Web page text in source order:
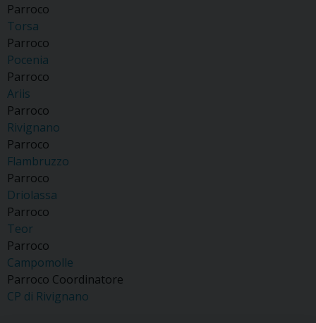
Parroco
Torsa
Parroco
Pocenia
Parroco
Ariis
Parroco
Rivignano
Parroco
Flambruzzo
Parroco
Driolassa
Parroco
Teor
Parroco
Campomolle
Parroco Coordinatore
CP di Rivignano